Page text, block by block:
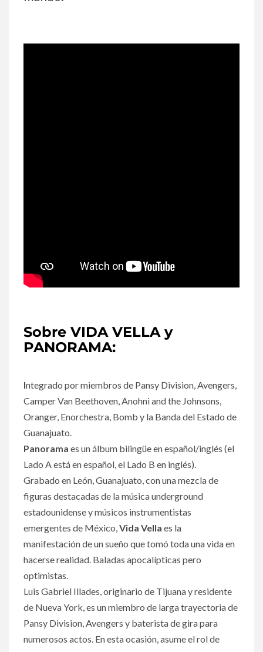
Sobre VIDA VELLA y
PANORAMA:
Integrado por miembros de Pansy Division, Avengers,
Camper Van Beethoven, Anohni and the Johnsons,
Oranger, Enorchestra, Bomb y la Banda del Estado de
Guanajuato.
Panorama es un álbum bilingüe en español/inglés (el
Lado A está en español, el Lado B en inglés).
Grabado en León, Guanajuato, con una mezcla de
figuras destacadas de la música underground
estadounidense y músicos instrumentistas
emergentes de México, Vida Vella es la
manifestación de un sueño que tomó toda una vida en
hacerse realidad. Baladas apocalípticas pero
optimistas.
Luis Gabriel Illades, originario de Tijuana y residente
de Nueva York, es un miembro de larga trayectoria de
Pansy Division, Avengers y baterista de gira para
numerosos actos. En esta ocasión, asume el rol de